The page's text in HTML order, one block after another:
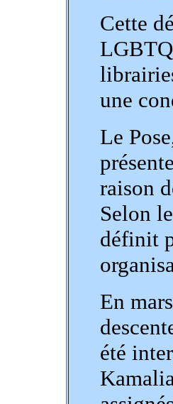
Cette
une
Le
raison
Selon
définit
En
été